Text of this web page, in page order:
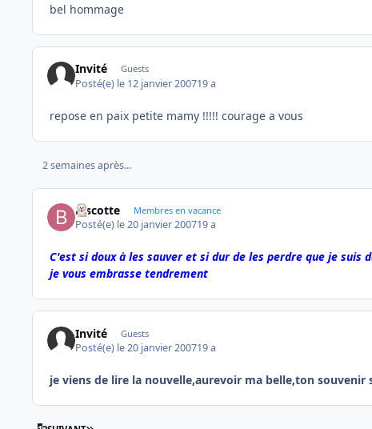
bel hommage
Invité Guests
Posté(e) le 12 janvier 200719 a
repose en paix petite mamy !!!!! courage a vous
2 semaines après...
Biscotte Membres en vacance
Posté(e) le 20 janvier 200719 a
C'est si doux à les sauver et si dur de les perdre que je
je vous embrasse tendrement
Invité Guests
Posté(e) le 20 janvier 200719 a
je viens de lire la nouvelle,aurevoir ma belle,ton